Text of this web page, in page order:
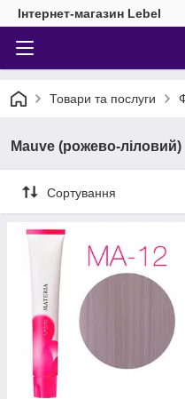
Інтернет-магазин Lebel
Товари та послуги
Mauve (рожево-ліловий)
Сортування